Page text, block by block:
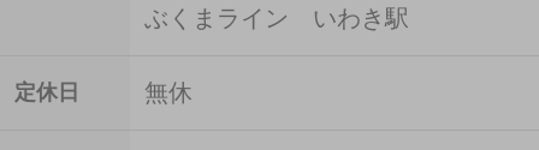
ぶくまライン いわき駅
定休日 無休